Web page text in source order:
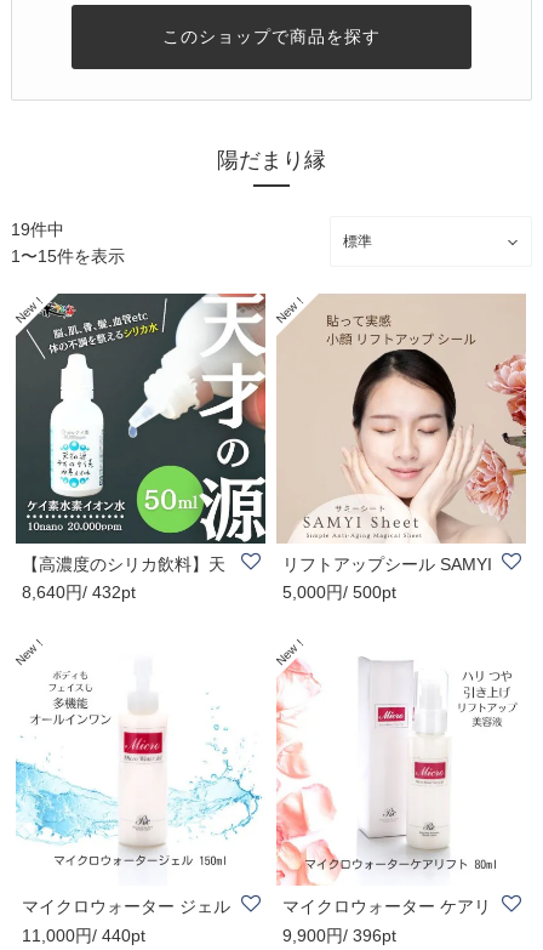
このショップで商品を探す
陽だまり縁
19件中
1〜15件を表示
【高濃度のシリカ飲料】天
才の源®︎うちの..
8,640円/ 432pt
リフトアップシール SAMYI
Sheet サミー..
5,000円/ 500pt
マイクロウォーター ジェル
150ml
11,000円/ 440pt
マイクロウォーター ケアリ
フト 80ml
9,900円/ 396pt